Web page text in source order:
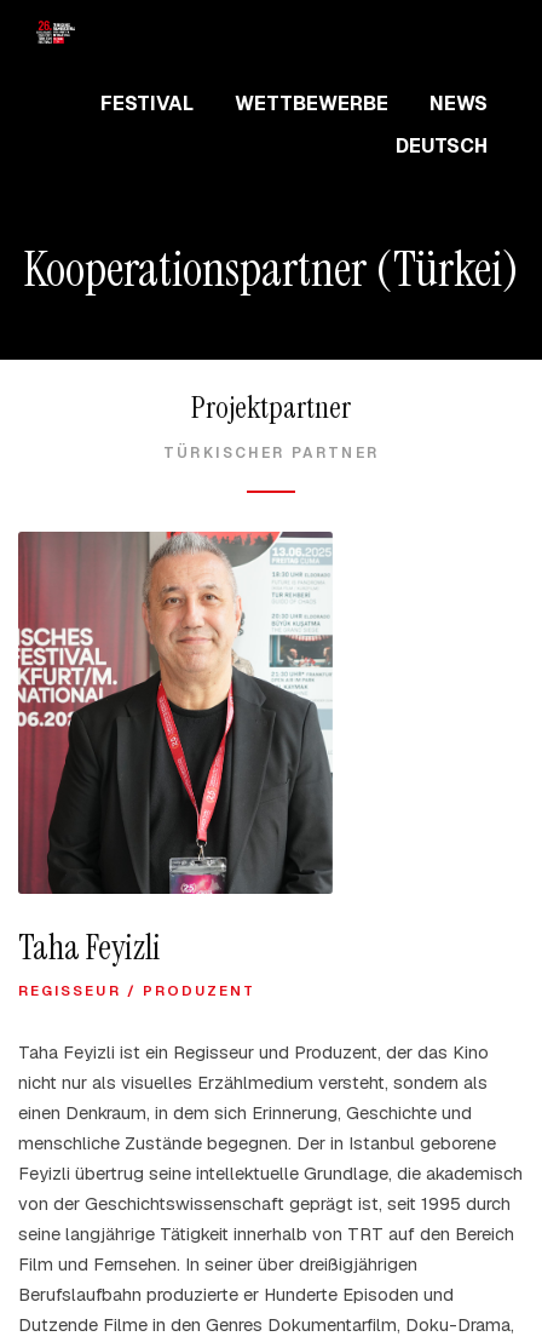
FESTIVAL WETTBEWERBE
NEWS
DEUTSCH
Kooperationspartner (Türkei)
Projektpartner
TÜRKISCHER PARTNER
Taha Feyizli
REGISSEUR / PRODUZENT
Taha Feyizli ist ein Regisseur und Produzent, der das Kino
nicht nur als visuelles Erzählmedium versteht, sondern als
einen Denkraum, in dem sich Erinnerung, Geschichte und
menschliche Zustände begegnen. Der in Istanbul geborene
Feyizli übertrug seine intellektuelle Grundlage, die akademisch
von der Geschichtswissenschaft geprägt ist, seit 1995 durch
seine langjährige Tätigkeit innerhalb von TRT auf den Bereich
Film und Fernsehen. In seiner über dreißigjährigen
Berufslaufbahn produzierte er Hunderte Episoden und
Dutzende Filme in den Genres Dokumentarfilm, Doku-Drama,